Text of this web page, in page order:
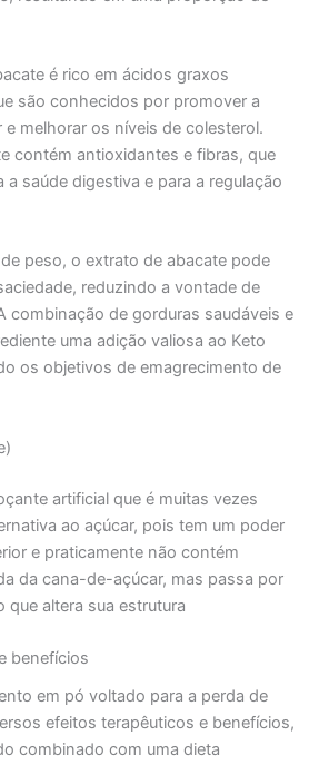
é rico em ácidos graxos
são conhecidos por promover a
e melhorar os níveis de colesterol.
contém antioxidantes e fibras, que
saúde digestiva e para a regulação
peso, o extrato de abacate pode
reduzindo a vontade de
combinação de gorduras saudáveis e
uma adição valiosa ao Keto
os objetivos de emagrecimento de
artificial que é muitas vezes
ao açúcar, pois tem um poder
e praticamente não contém
da cana-de-açúcar, mas passa por
que altera sua estrutura
benefícios
em pó voltado para a perda de
efeitos terapêuticos e benefícios,
combinado com uma dieta